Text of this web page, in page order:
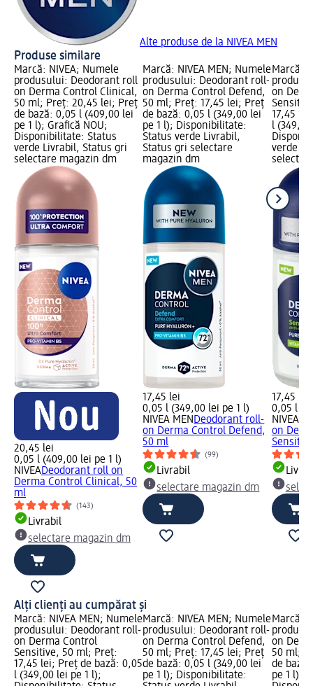
Alte produse de la NIVEA MEN
Produse similare
Marcă: NIVEA; Numele
produsului: Deodorant roll
on Derma Control Clinical,
50 ml; Preț: 20,45 lei; Preț
de bază: 0,05 l (409,00 lei
pe 1 l); Grafică NOU;
Disponibilitate: Status
verde Livrabil, Status gri
selectare magazin dm
20,45 lei
0,05 l (409,00 lei pe 1 l)
NIVEADeodorant roll on
Derma Control Clinical, 50
ml
(143)
Livrabil
selectare magazin dm
Marcă: NIVEA MEN; Numele
produsului: Deodorant roll-
on Derma Control Defend,
50 ml; Preț: 17,45 lei; Preț
de bază: 0,05 l (349,00 lei
pe 1 l); Disponibilitate:
Status verde Livrabil,
Status gri selectare
magazin dm
17,45 lei
0,05 l (349,00 lei pe 1 l)
NIVEA MEN Deodorant roll-
on Derma Control Defend,
50 ml
(99)
Livrabil
selectare magazin dm
Marcă:
on
17,45
l
verde
17,45 lei
0,05 l
NIVEA
on
Alți clienți au cumpărat și
Marcă: NIVEA MEN; Numele
produsului: Deodorant roll-
on Derma Control
Sensitive, 50 ml; Preț:
17,45 lei; Preț de bază: 0,05
l (349,00 lei pe 1 l);
Marcă: NIVEA MEN; Numele
produsului: Deodorant roll-
on Derma Control Defend,
50 ml; Preț: 17,45 lei; Preț
de bază: 0,05 l (349,00 lei
pe 1 l); Disponibilitate:
Marcă:
on
50 ml;
de
pe 1 l);